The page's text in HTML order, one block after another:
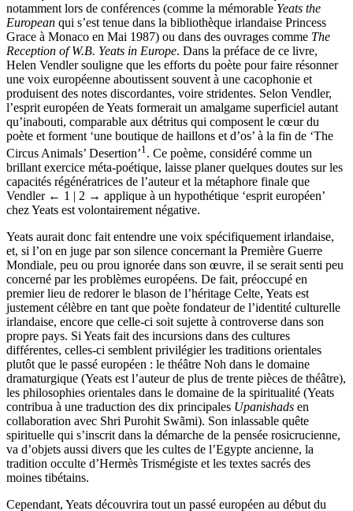
En ce qui concerne Yeats, la question est souvent évoquée
notamment lors de conférences (comme la mémorableYeats the
Europeanqui s’est tenue dans la bibliothèque irlandaise Princess
Grace à Monaco en Mai 1987) ou dans des ouvrages commeThe
Reception of W.B. Yeats in Europe. Dans la préface de ce livre,
Helen Vendler souligne que les efforts du poète pour faire résonner
une voix européenne aboutissent souvent à une cacophonie et
produisent des notes discordantes, voire stridentes. Selon Vendler,
l’esprit européen de Yeats formerait un amalgame superficiel autant
qu’inabouti, comparable aux détritus qui composent le cœur du
poète et forment ‘une boutique de haillons et d’os’ à la fin de ‘The
Circus Animals’ Desertion’1. Ce poème, considéré comme un
brillant exercice méta-poétique, laisse planer quelques doutes sur les
capacités régénératrices de l’auteur et la métaphore finale que
Vendler← 1 | 2 →applique à un hypothétique ‘esprit européen’
Yeats aurait donc fait entendre une voix spécifiquement irlandaise,
et, si l’on en juge par son silence concernant la Première Guerre
Mondiale, peu ou prou ignorée dans son œuvre, il se serait senti peu
concerné par les problèmes européens. De fait, préoccupé en
premier lieu de redorer le blason de l’héritage Celte, Yeats est
justement célèbre en tant que poète fondateur de l’identité culturelle
irlandaise, encore que celle-ci soit sujette à controverse dans son
propre pays. Si Yeats fait des incursions dans des cultures
différentes, celles-ci semblent privilégier les traditions orientales
plutôt que le passé européen : le théâtre Noh dans le domaine
dramaturgique (Yeats est l’auteur de plus de trente pièces de théâtre),
les philosophies orientales dans le domaine de la spiritualité (Yeats
contribua à une traduction des dix principalesUpanishadsen
collaboration avec Shri Purohit Swãmi). Son inlassable quête
spirituelle qui s’inscrit dans la démarche de la pensée rosicrucienne,
va d’objets aussi divers que les cultes de l’Egypte ancienne, la
tradition occulte d’Hermès Trismégiste et les textes sacrés des